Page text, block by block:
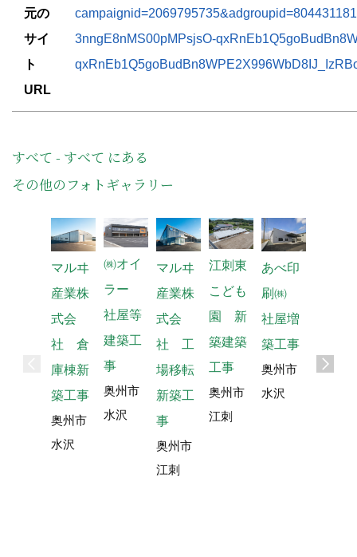
元の
サイ
ト
URL
3nngE8nMS00pMPsjsO-
すべて - すべて にある
その他のフォトギャラリー
マルヰ
産業株
式会
社 倉
庫棟新
築工事
奥州市
水沢
㈱オイ
ラー
社屋等
建築工
事
奥州市
水沢
マルヰ
産業株
式会
社 工
場移転
新築工
事
奥州市
江刺
江刺東
こども
園 新
築建築
工事
奥州市
江刺
あべ印
刷㈱
社屋増
築工事
奥州市
水沢
特別養